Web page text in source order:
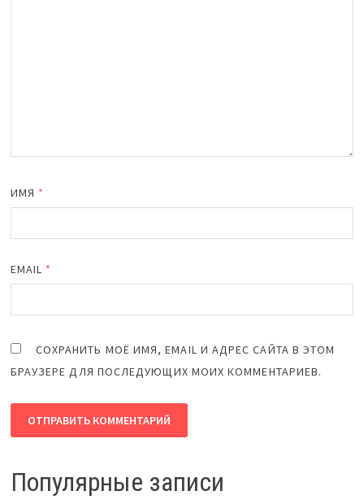
ИМЯ *
EMAIL *
СОХРАНИТЬ МОЁ ИМЯ, EMAIL И АДРЕС САЙТА В ЭТОМ
БРАУЗЕРЕ ДЛЯ ПОСЛЕДУЮЩИХ МОИХ КОММЕНТАРИЕВ.
Популярные записи